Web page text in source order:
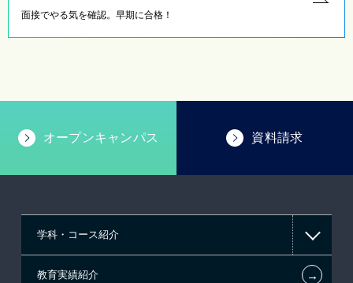
面接でやる気を確認。早期に合格！
オープンキャンパス 資料請求
学科・コース紹介
情報IT系
教育実績紹介 ←